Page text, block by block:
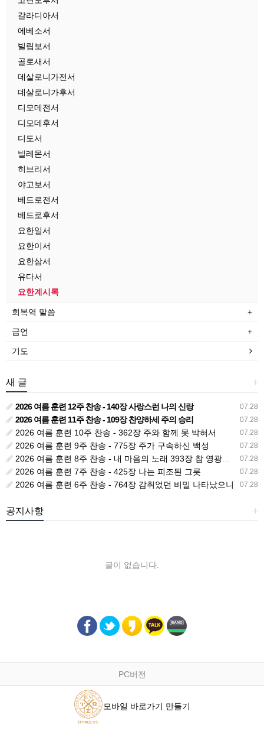
갈라디아서
에베소서
빌립보서
골로새서
데살로니가전서
데살로니가후서
디모데전서
디모데후서
디도서
빌레몬서
히브리서
야고보서
베드로전서
베드로후서
요한일서
요한이서
요한삼서
유다서
요한계시록
회복역 말씀
금언
기도
+
새 글
07.28
2026 여름 훈련 12주 찬송 - 140장 사랑스런 나의 신랑
07.28
2026 여름 훈련 11주 찬송 - 109장 찬양하세 주의 승리
07.28
2026 여름 훈련 10주 찬송 - 362장 주와 함께 못 박혀서
07.28
2026 여름 훈련 9주 찬송 - 775장 주가 구속하신 백성
07.28
2026 여름 훈련 8주 찬송 - 내 마음의 노래 393장 참 영광스런 우리 왕
07.28
2026 여름 훈련 7주 찬송 - 425장 나는 피조된 그릇
07.28
2026 여름 훈련 6주 찬송 - 764장 감취었던 비밀 나타났으니
+
공지사항
글이 없습니다.
PC버전
모바일 바로가기 만들기